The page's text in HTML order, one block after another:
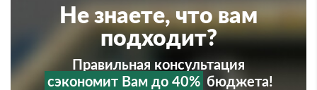
Не знаете, что вам
подходит?
Правильная консультация
сэкономит Вам до 40% бюджета!